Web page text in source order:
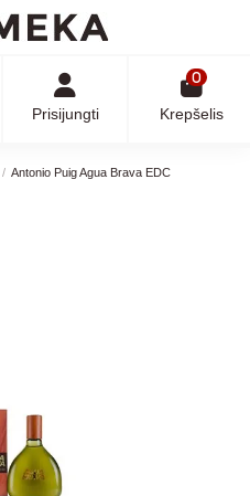
Prisijungti
0
Krepšelis
Antonio Puig Agua Brava EDC